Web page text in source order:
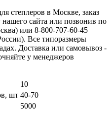
степлеров в Москве, заказ
сайта или позвонив по
или 8-800-707-60-45
Все типоразмеры
Доставка или самовывоз -
у менеджеров
10
шт 40-70
5000